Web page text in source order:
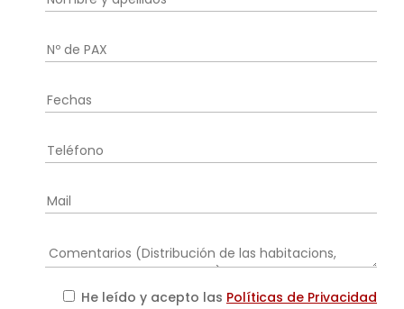
He leído y acepto las Políticas de Privacidad